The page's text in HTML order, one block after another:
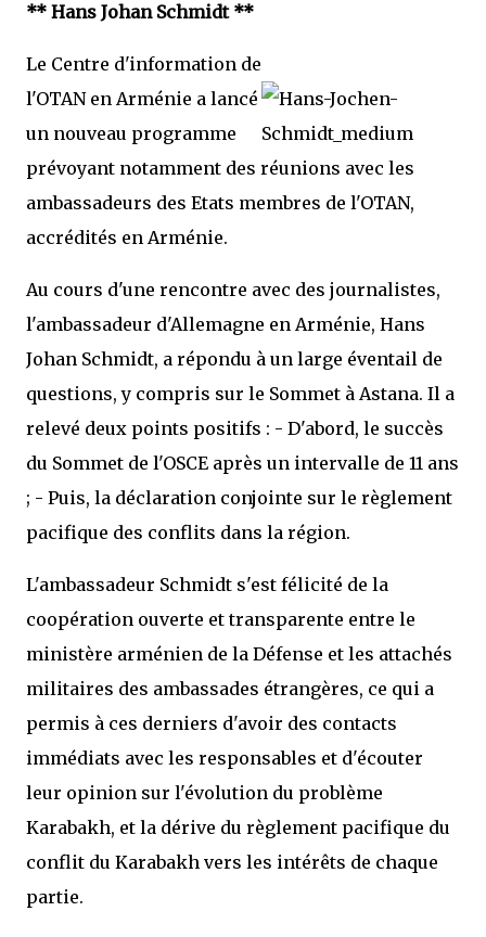
** Hans Johan Schmidt **
Le Centre d'information de
l'OTAN en Arménie a lancé
un nouveau programme
prévoyant notamment des réunions avec les
ambassadeurs des Etats membres de l'OTAN,
accrédités en Arménie.
Au cours d'une rencontre avec des journalistes,
l'ambassadeur d'Allemagne en Arménie, Hans
Johan Schmidt, a répondu à un large éventail de
questions, y compris sur le Sommet à Astana. Il a
relevé deux points positifs : - D'abord, le succès
du Sommet de l'OSCE après un intervalle de 11 ans
; - Puis, la déclaration conjointe sur le règlement
pacifique des conflits dans la région.
L'ambassadeur Schmidt s'est félicité de la
coopération ouverte et transparente entre le
ministère arménien de la Défense et les attachés
militaires des ambassades étrangères, ce qui a
permis à ces derniers d'avoir des contacts
immédiats avec les responsables et d'écouter
leur opinion sur l'évolution du problème
Karabakh, et la dérive du règlement pacifique du
conflit du Karabakh vers les intérêts de chaque
partie.